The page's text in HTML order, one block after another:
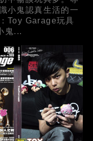
小鬼認真生活的一
Toy Garage玩具
鬼...